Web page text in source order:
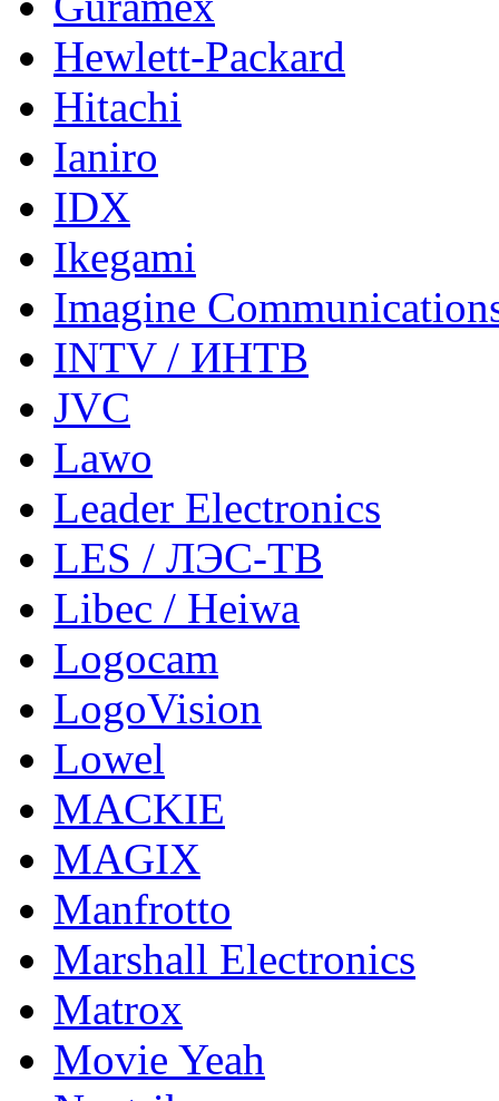
Hewlett-Packard
Hitachi
Ianiro
IDX
Ikegami
Imagine
INTV / ИНТВ
JVC
Lawo
Leader Electronics
LES / ЛЭС-ТВ
Libec / Heiwa
Logocam
LogoVision
Lowel
MACKIE
MAGIX
Manfrotto
Marshall Electronics
Matrox
Movie Yeah